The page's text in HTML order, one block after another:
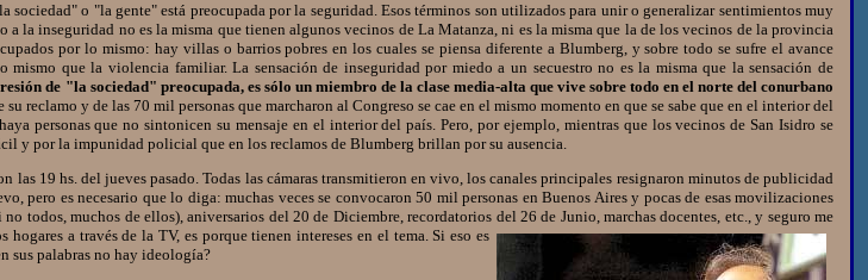
o "la gente" está preocupada por la seguridad. Esos términos son utilizados para unir o generalizar sentimientos muy
la inseguridad no es la misma que tienen algunos vecinos de La Matanza, ni es la misma que la de los vecinos de la provincia
por lo mismo: hay villas o barrios pobres en los cuales se piensa diferente a Blumberg, y sobre todo se sufre el avance
que la violencia familiar. La sensación de inseguridad por miedo a un secuestro no es la misma que la sensación de
de "la sociedad" preocupada, es sólo un miembro de la clase media-alta que vive sobre todo en el norte del conurbano
reclamo y de las 70 mil personas que marcharon al Congreso se cae en el mismo momento en que se sabe que en el interior del
personas que no sintonicen su mensaje en el interior del país. Pero, por ejemplo, mientras que los vecinos de San Isidro se
y por la impunidad policial que en los reclamos de Blumberg brillan por su ausencia.
19 hs. del jueves pasado. Todas las cámaras transmitieron en vivo, los canales principales resignaron minutos de publicidad
es necesario que lo diga: muchas veces se convocaron 50 mil personas en Buenos Aires y pocas de esas movilizaciones
todos, muchos de ellos), aniversarios del 20 de Diciembre, recordatorios del 26 de Junio, marchas docentes, etc., y seguro me
a través de la TV, es porque tienen intereses en el tema. Si eso es
sus palabras no hay ideología?